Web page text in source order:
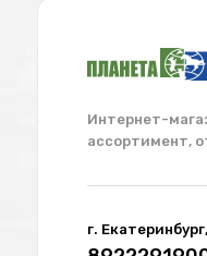
Интернет-
ассортимент,
г.